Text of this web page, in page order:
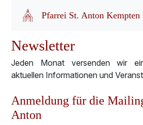
Pfarrei St. Anton Kempten
Newsletter
Jeden Monat versenden wir
aktuellen Informationen und
Anmeldung für die
Anton